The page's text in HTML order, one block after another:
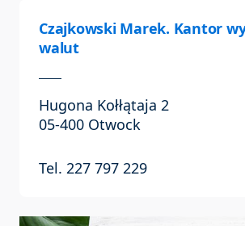
Czajkowski Marek. Kantor
walut
Hugona Kołłątaja 2
05-400 Otwock
Tel. 227 797 229